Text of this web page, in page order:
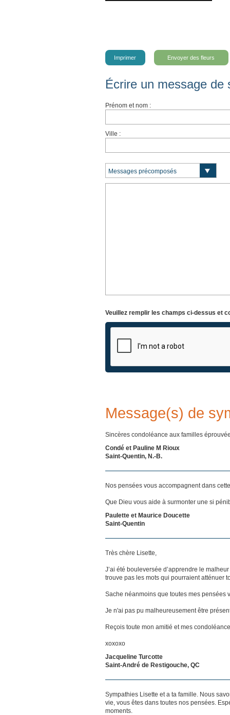
Imprimer Envoyer des fleurs
Écrire un message de
Prénom et nom :
Ville :
Veuillez remplir les champs ci-dessus et
Message(s) de
Sincères condoléance aux familles
Condé et Pauline M Rioux
Saint-Quentin, N.-B.
Nos pensées vous accompagnent dans
Que Dieu vous aide à surmonter une si
Paulette et Maurice Doucette
Saint-Quentin
Très chère Lisette,
J’ai été bouleversée d’apprendre le
trouve pas les mots qui pourraient atténuer
Sache néanmoins que toutes mes pensées
Je n'ai pas pu malheureusement être
Reçois toute mon amitié et mes
xoxoxo
Jacqueline Turcotte
Saint-André de Restigouche, QC
Sympathies Lisette et a ta famille. Nous
vie, vous êtes dans toutes nos pensées.
moments.